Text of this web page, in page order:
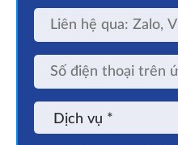
Liên
qua:
Zalo,
Viber
etc.
Số
điện
thoại
trên
ứng
dụng
Dịch